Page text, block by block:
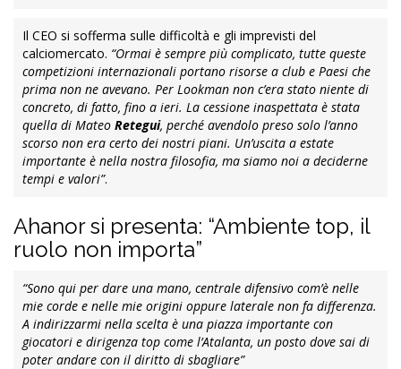
Il CEO si sofferma sulle difficoltà e gli imprevisti del
calciomercato. “Ormai è sempre più complicato, tutte queste
competizioni internazionali portano risorse a club e Paesi che
prima non ne avevano. Per Lookman non c’era stato niente di
concreto, di fatto, fino a ieri. La cessione inaspettata è stata
quella di Mateo Retegui, perché avendolo preso solo l’anno
scorso non era certo dei nostri piani. Un’uscita a estate
importante è nella nostra filosofia, ma siamo noi a deciderne
tempi e valori”.
Ahanor si presenta: “Ambiente top, il
ruolo non importa”
“Sono qui per dare una mano, centrale difensivo com’è nelle
mie corde e nelle mie origini oppure laterale non fa differenza.
A indirizzarmi nella scelta è una piazza importante con
giocatori e dirigenza top come l’Atalanta, un posto dove sai di
poter andare con il diritto di sbagliare”